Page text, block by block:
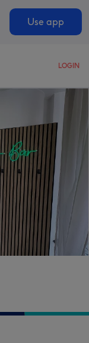
Use app
LOGIN